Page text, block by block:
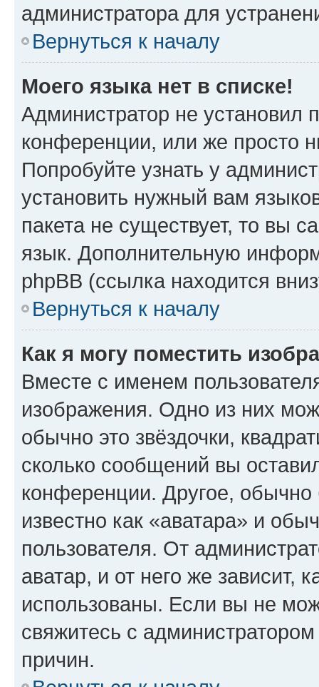
администратора для
Вернуться к началу
Моего языка нет в списке!
Администратор не установил
конференции, или же просто
Попробуйте узнать у
установить нужный вам
пакета не существует, то вы
язык. Дополнительную
phpBB (ссылка находится
Вернуться к началу
Как я могу поместить
Вместе с именем
изображения. Одно из них
обычно это звёздочки,
сколько сообщений вы
конференции. Другое,
известно как «аватара» и
пользователя. От
аватар, и от него же зависит,
использованы. Если вы не
свяжитесь с
причин.